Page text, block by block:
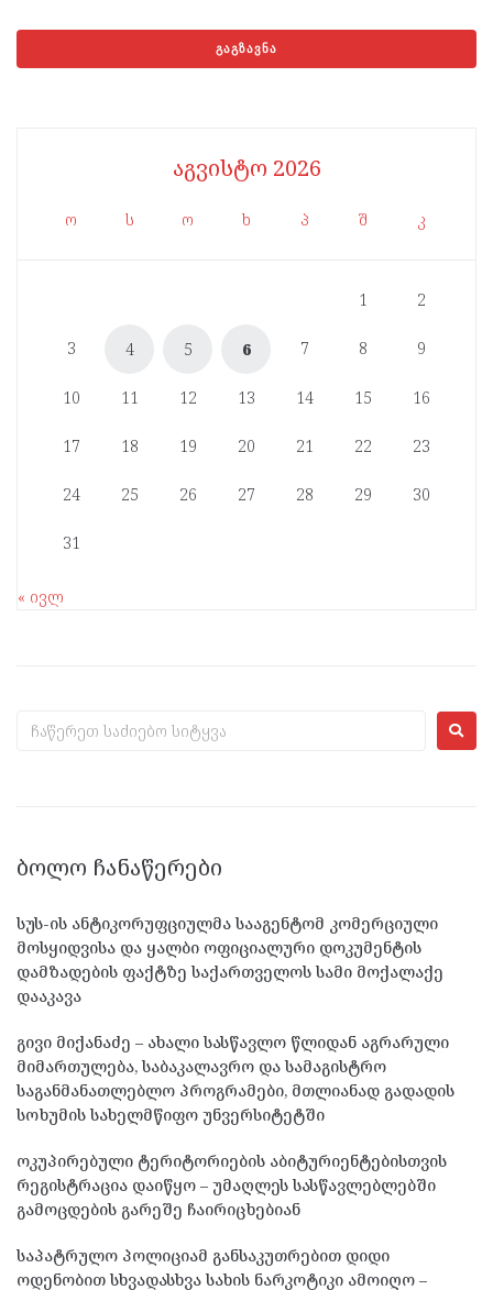
აგვისტო 2026
ო ს ო ხ პ შ კ
1 2
3 4 5 6 7 8 9
10 11 12 13 14 15 16
17 18 19 20 21 22 23
24 25 26 27 28 29 30
31
« ივლ
ᲑᲝᲚᲝ ᲩᲐᲜᲐᲬᲔᲠᲔᲑᲘ
სუს-ის ანტიკორუფციულმა სააგენტომ კომერციული
მოსყიდვისა და ყალბი ოფიციალური დოკუმენტის
დამზადების ფაქტზე საქართველოს სამი მოქალაქე
დააკავა
გივი მიქანაძე – ახალი სასწავლო წლიდან აგრარული
მიმართულება, საბაკალავრო და სამაგისტრო
საგანმანათლებლო პროგრამები, მთლიანად გადადის
სოხუმის სახელმწიფო უნვერსიტეტში
ოკუპირებული ტერიტორიების აბიტურიენტებისთვის
რეგისტრაცია დაიწყო – უმაღლეს სასწავლებლებში
გამოცდების გარეშე ჩაირიცხებიან
საპატრულო პოლიციამ განსაკუთრებით დიდი
ოდენობით სხვადასხვა სახის ნარკოტიკი ამოიღო –